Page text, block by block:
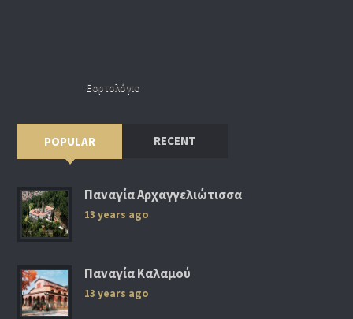
Εορτολόγιο
POPULAR RECENT
Παναγία Αρχαγγελιώτισσα
13 years ago
Παναγία Καλαμού
13 years ago